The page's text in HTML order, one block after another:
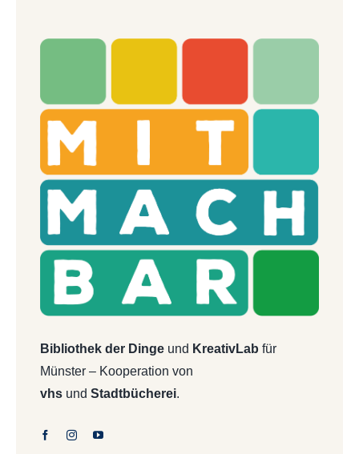
Bibliothek der Dingeund KreativLab für
Münster – Kooperation von
vhsund Stadtbücherei.